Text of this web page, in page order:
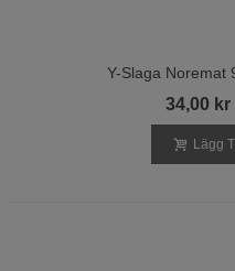
Y-Slaga Noremat
34,00 kr
Lägg